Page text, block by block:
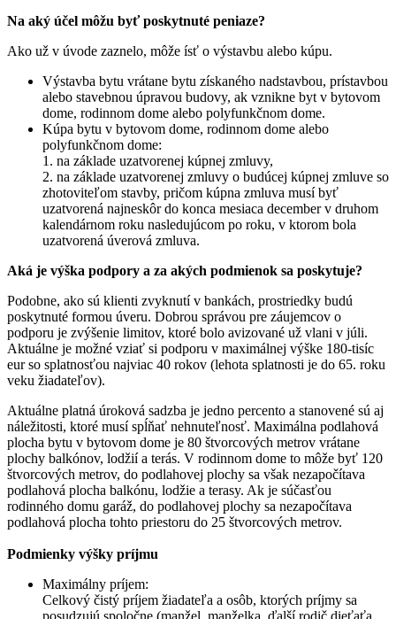
Na aký účel môžu byť poskytnuté peniaze?
Ako už v úvode zaznelo, môže ísť o výstavbu alebo kúpu.
Výstavba bytu vrátane bytu získaného nadstavbou, prístavbou
alebo stavebnou úpravou budovy, ak vznikne byt v bytovom
dome, rodinnom dome alebo polyfunkčnom dome.
Kúpa bytu v bytovom dome, rodinnom dome alebo
polyfunkčnom dome:
1. na základe uzatvorenej kúpnej zmluvy,
2. na základe uzatvorenej zmluvy o budúcej kúpnej zmluve so
zhotoviteľom stavby, pričom kúpna zmluva musí byť
uzatvorená najneskôr do konca mesiaca december v druhom
kalendárnom roku nasledujúcom po roku, v ktorom bola
uzatvorená úverová zmluva.
Aká je výška podpory a za akých podmienok sa poskytuje?
Podobne, ako sú klienti zvyknutí v bankách, prostriedky budú
poskytnuté formou úveru. Dobrou správou pre záujemcov o
podporu je zvýšenie limitov, ktoré bolo avizované už vlani v júli.
Aktuálne je možné vziať si podporu v maximálnej výške 180-tisíc
eur so splatnosťou najviac 40 rokov (lehota splatnosti je do 65. roku
veku žiadateľov).
Aktuálne platná úroková sadzba je jedno percento a stanovené sú aj
náležitosti, ktoré musí spĺňať nehnuteľnosť. Maximálna podlahová
plocha bytu v bytovom dome je 80 štvorcových metrov vrátane
plochy balkónov, lodžií a terás. V rodinnom dome to môže byť 120
štvorcových metrov, do podlahovej plochy sa však nezapočítava
podlahová plocha balkónu, lodžie a terasy. Ak je súčasťou
rodinného domu garáž, do podlahovej plochy sa nezapočítava
podlahová plocha tohto priestoru do 25 štvorcových metrov.
Podmienky výšky príjmu
Maximálny príjem:
Celkový čistý príjem žiadateľa a osôb, ktorých príjmy sa